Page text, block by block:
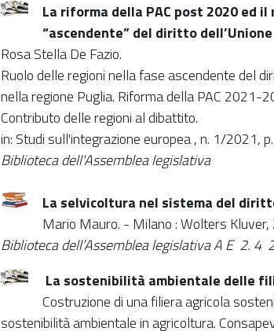
La riforma della PAC post 2020 ed
“ascendente” del diritto
Rosa Stella De Fazio.
Ruolo delle regioni nella fase ascendente del
nella regione Puglia. Riforma della PAC 2021-
Contributo delle regioni al dibattito.
in: Studi sull'integrazione europea , n. 1/2021,
Biblioteca dell'Assemblea legislativa
La selvicoltura nel sistema del
Mario Mauro. - Milano : Wolters
Biblioteca dell’Assemblea legislativa A E 2. 4
La sostenibilità ambientale delle
Costruzione di una filiera agricola
sostenibilità ambientale in agricoltura.